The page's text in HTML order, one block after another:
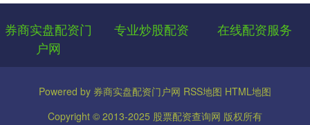
券商实盘配资门
户网
专业炒股配资 在线配资服务
Powered by 券商实盘配资门户网 RSS地图 HTML地图
Copyright © 2013-2025 股票配资查询网 版权所有